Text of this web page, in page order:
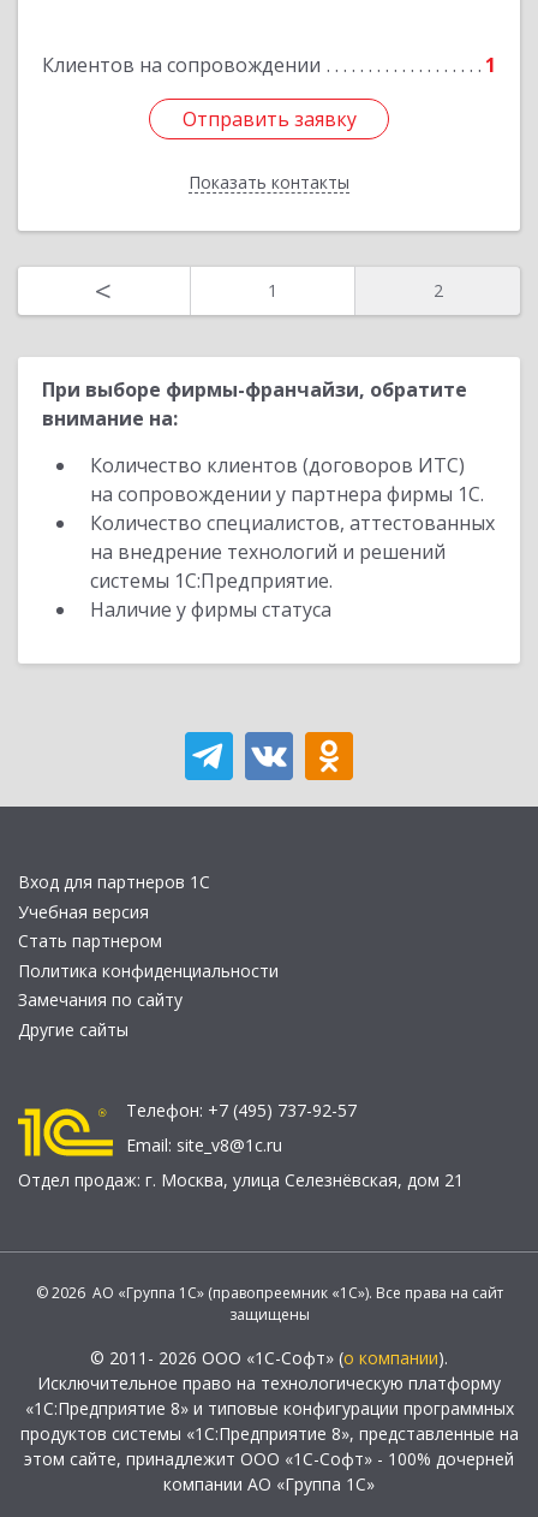
Клиентов на сопровождении 1
Отправить заявку
Показать контакты
Отправить заявку
Назад
< 1 2
При выборе фирмы-франчайзи, обратите
внимание на:
Количество клиентов (договоров ИТС)
на сопровождении у партнера фирмы 1С.
Количество специалистов, аттестованных
на внедрение технологий и решений
системы 1С:Предприятие.
Наличие у фирмы статуса
Вход для партнеров 1С
Учебная версия
Стать партнером
Политика конфиденциальности
Замечания по сайту
Другие сайты
Телефон: +7 (495) 737-92-57
Email: site_v8@1c.ru
Отдел продаж: г. Москва, улица Селезнёвская, дом 21
© 2026 АО «Группа 1С» (правопреемник «1С»). Все права на сайт
защищены
© 2011- 2026 ООО «1С-Софт» (о компании).
Исключительное право на технологическую платформу
«1С:Предприятие 8» и типовые конфигурации программных
продуктов системы «1С:Предприятие 8», представленные на
этом сайте, принадлежит ООО «1С-Софт» - 100% дочерней
компании АО «Группа 1С»